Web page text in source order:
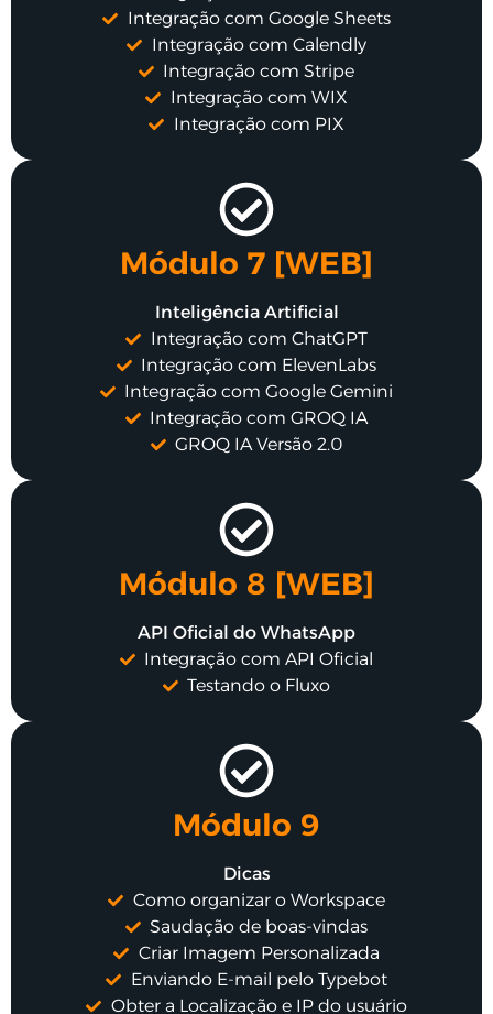
Integração com Google Sheets
Integração com Calendly
Integração com Stripe
Integração com WIX
Integração com PIX
Módulo 7 [WEB]
Inteligência Artificial
Integração com ChatGPT
Integração com ElevenLabs
Integração com Google Gemini
Integração com GROQ IA
GROQ IA Versão 2.0
Módulo 8 [WEB]
API Oficial do WhatsApp
Integração com API Oficial
Testando o Fluxo
Módulo 9
Dicas
Como organizar o Workspace
Saudação de boas-vindas
Criar Imagem Personalizada
Enviando E-mail pelo Typebot
Obter a Localização e IP do usuário